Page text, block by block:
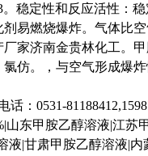
。稳定性和反应活性：
易燃烧爆炸。气体比
家济南金贵林化工。
仿。，与空气形成爆
话： 0531-
山东甲胺乙醇溶液|江苏
液|甘肃甲胺乙醇溶液|内